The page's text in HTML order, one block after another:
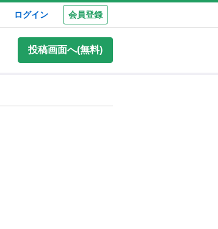
ログイン 会員登録
投稿画面へ(無料)